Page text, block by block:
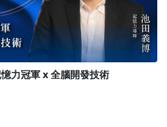
力冠軍 x 全腦開發技術